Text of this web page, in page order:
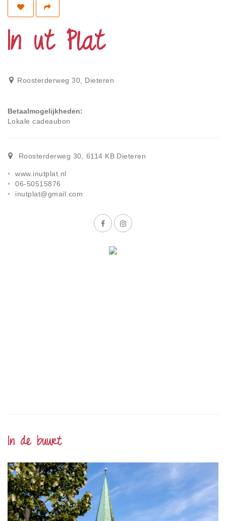
Privacy
Disclaimer
In ut Plat
Roosterderweg 30, Dieteren
Betaalmogelijkheden
Lokale cadeaubon
Roosterderweg 30, 6114 KB Dieteren
www.inutplat.nl
06-50515876
inutplat@gmail.com
In de buurt